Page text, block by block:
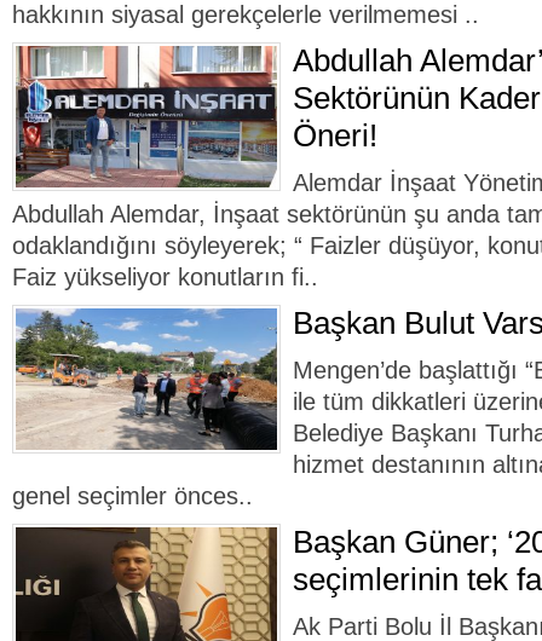
hakkının siyasal gerekçelerle verilmemesi ..
Abdullah
Sektörünün
Öneri!
Alemdar İnşaat
Abdullah Alemdar, İnşaat sektörünün şu anda
odaklandığını söyleyerek; “ Faizler düşüyor,
Faiz yükseliyor konutların fi..
Başkan Bulut
Mengen’de başlattığı
ile tüm dikkatleri
Belediye Başkanı
hizmet destanının
genel seçimler önces..
Başkan Güner;
seçimlerinin tek
Ak Parti Bolu İl